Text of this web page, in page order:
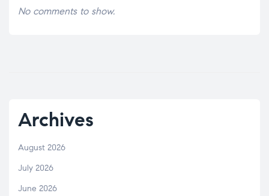
No comments to show.
Archives
August 2026
July 2026
June 2026